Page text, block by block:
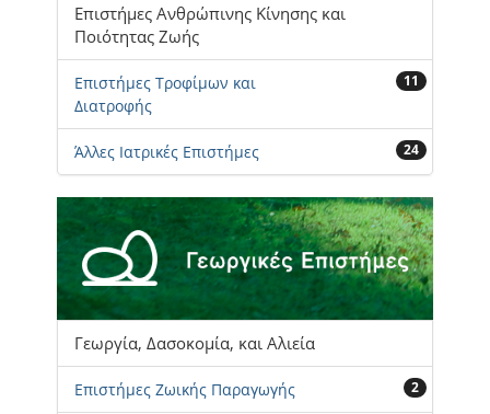
Επιστήμες Ανθρώπινης Κίνησης και
Ποιότητας Ζωής
Επιστήμες Τροφίμων και
Διατροφής
11
Άλλες Ιατρικές Επιστήμες 24
Γεωργία, Δασοκομία, και Αλιεία
Επιστήμες Ζωικής Παραγωγής 2